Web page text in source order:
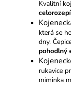
Kvalitní
která se
dny.
pohodlný
rukavice
miminka